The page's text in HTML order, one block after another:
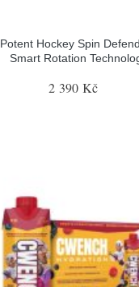
Potent Hockey Spin
Smart Rotation
2 390 Kč